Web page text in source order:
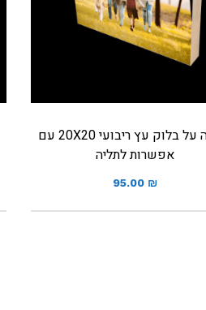
תמונה על בלוק עץ ריבועי 20X20 עם
אפשרות לתליה
95.00 ₪